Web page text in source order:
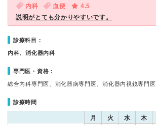
内科 血便
4.5
説明がとても分かりやすいです。
診療科目：
内科、消化器内科
専門医・資格：
総合内科専門医、消化器病専門医、消化器内視鏡専門医
診療時間
月 火 水 木